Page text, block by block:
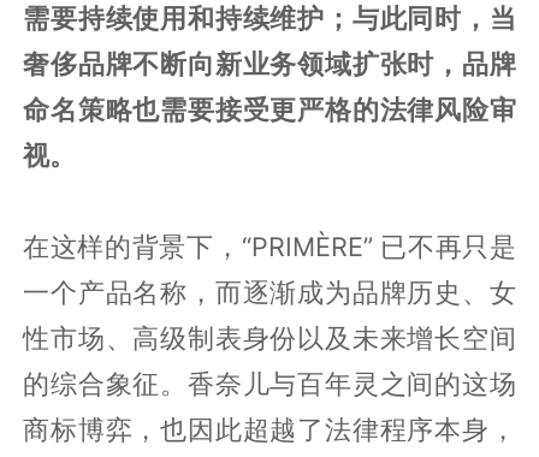
需要持续使用和持续维护；与此同时，当
奢侈品牌不断向新业务领域扩张时，品牌
命名策略也需要接受更严格的法律风险审
视。
在这样的背景下，“PRIMÈRE” 已不再只是
一个产品名称，而逐渐成为品牌历史、女
性市场、高级制表身份以及未来增长空间
的综合象征。香奈儿与百年灵之间的这场
商标博弈，也因此超越了法律程序本身，